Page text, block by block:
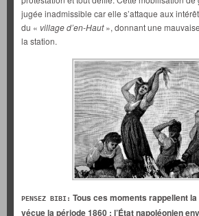
jugée inadmissible car elle s’attaque aux
du « village d’en-Haut», donnant une
la station.
PENSEZ BIBI: Tous ces moments rappellent
vécue la période 1860 : l’État napoléonien